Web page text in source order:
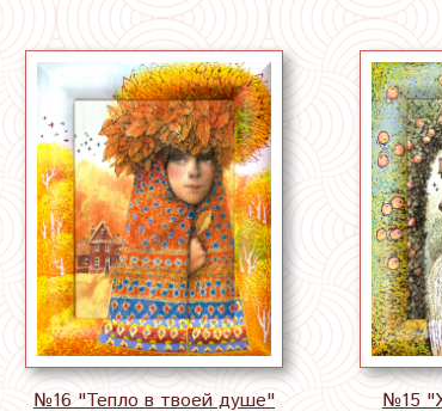
№16 "Тепло в твоей душе" №15